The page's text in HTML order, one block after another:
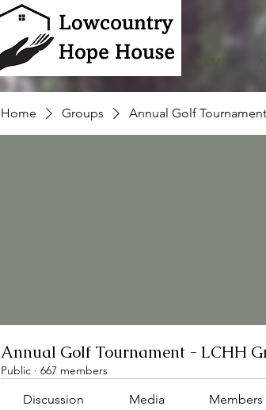
HOME
Home Groups Annual Golf
Annual Golf Tournament - LCHH
Public · 667 members
Discussion Media Members